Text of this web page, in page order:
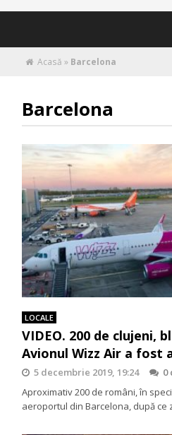
Acasă » Barcelona
Barcelona
LOCALE
VIDEO. 200 de clujeni,
Avionul Wizz Air a fost
5 decembrie 2019, 19:24
0
Aproximativ 200 de români, în
aeroportul din Barcelona, după